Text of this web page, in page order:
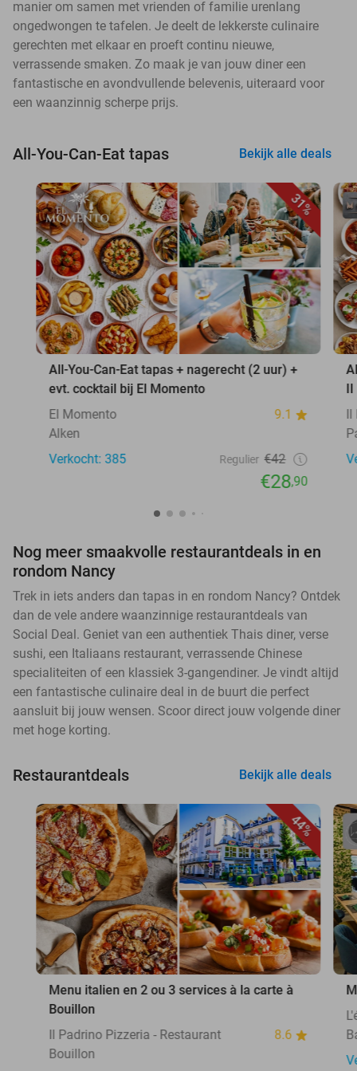
manier om samen met vrienden of familie urenlang
ongedwongen te tafelen. Je deelt de lekkerste culinaire
gerechten met elkaar en proeft continu nieuwe,
verrassende smaken. Zo maak je van jouw diner een
fantastische en avondvullende belevenis, uiteraard voor
een waanzinnig scherpe prijs.
All-You-Can-Eat tapas Bekijk alle deals
31%
All-You-Can-Eat tapas + nagerecht (2 uur) +
evt. cocktail bij El Momento
El Momento
9.1
Alken
Verkocht: 385
Regulier €42
€28,90
Il
Il
Nog meer smaakvolle restaurantdeals in en
rondom Nancy
Trek in iets anders dan tapas in en rondom Nancy? Ontdek
dan de vele andere waanzinnige restaurantdeals van
Social Deal. Geniet van een authentiek Thais diner, verse
sushi, een Italiaans restaurant, verrassende Chinese
specialiteiten of een klassiek 3-gangendiner. Je vindt altijd
een fantastische culinaire deal in de buurt die perfect
aansluit bij jouw wensen. Scoor direct jouw volgende diner
met hoge korting.
Restaurantdeals Bekijk alle deals
44%
Menu italien en 2 ou 3 services à la carte à
Bouillon
Il Padrino Pizzeria - Restaurant
8.6
Bouillon